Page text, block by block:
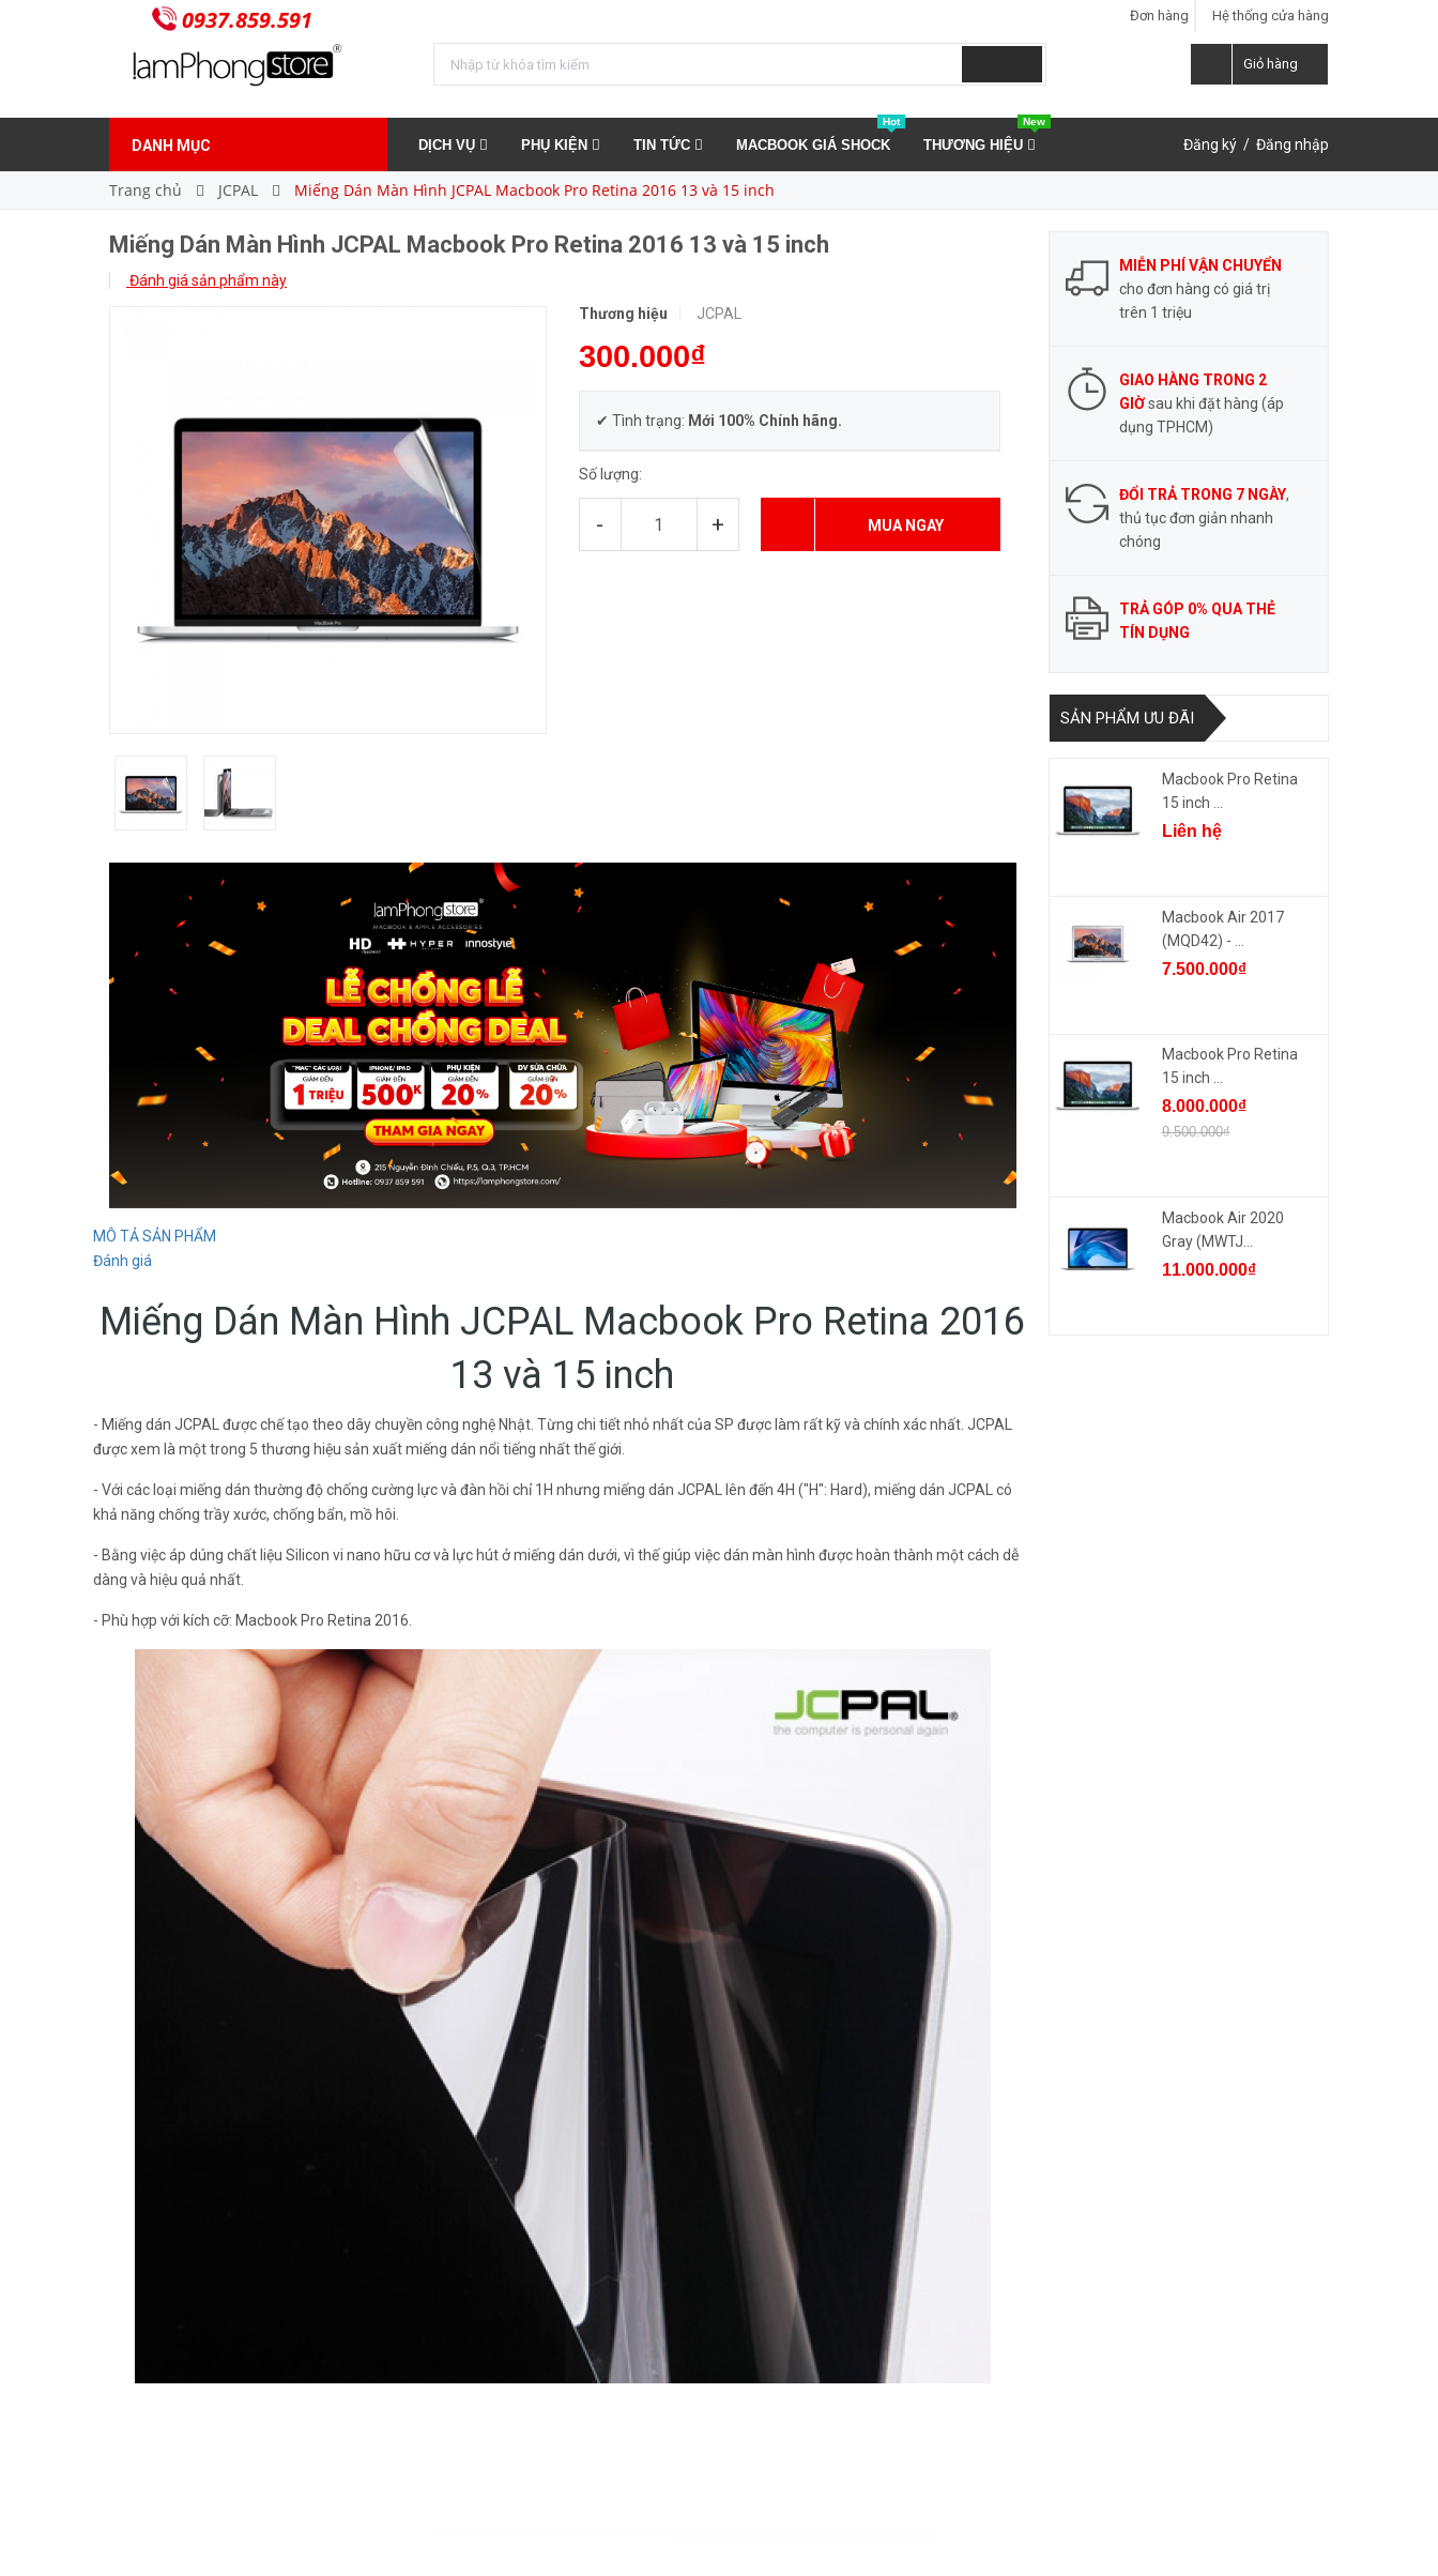
0937.859.591 Hệ thống cửa hàng
Đơn hàng
Giỏ hàng
DANH MỤC DỊCH VỤ PHỤ KIỆN TIN TỨC MACBOOK GIÁ SHOCK
Hot
THƯƠNG HIỆU
New
Đăng ký / Đăng nhập
Trang chủ JCPAL Miếng Dán Màn Hình JCPAL Macbook Pro Retina 2016 13 và 15 inch
Miếng Dán Màn Hình JCPAL Macbook Pro Retina 2016 13 và 15 inch
Đánh giá sản phẩm này
Thương hiệu
JCPAL
300.000₫
✔ Tình trạng: Mới 100% Chính hãng.
Số lượng:
- + MUA NGAY
LIÊN HỆ ĐẶT HÀNG
0937.859.591
MÔ TẢ SẢN PHẨM
Đánh giá
Miếng Dán Màn Hình JCPAL Macbook Pro Retina 2016
13 và 15 inch
- Miếng dán JCPAL được chế tạo theo dây chuyền công nghệ Nhật. Từng chi tiết nhỏ nhất của SP được làm rất kỹ và chính xác nhất. JCPAL
được xem là một trong 5 thương hiệu sản xuất miếng dán nổi tiếng nhất thế giới.
- Với các loại miếng dán thường độ chống cường lực và đàn hồi chỉ 1H nhưng miếng dán JCPAL lên đến 4H ("H": Hard), miếng dán JCPAL có
khả năng chống trầy xước, chống bẩn, mồ hôi.
- Bằng việc áp dúng chất liệu Silicon vi nano hữu cơ và lực hút ở miếng dán dưới, vì thế giúp việc dán màn hình được hoàn thành một cách dễ
dàng và hiệu quả nhất.
- Phù hợp với kích cỡ: Macbook Pro Retina 2016.
MIỄN PHÍ VẬN CHUYỂN
cho đơn hàng có giá trị
trên 1 triệu
GIAO HÀNG TRONG 2
GIỜsau khi đặt hàng (áp
dụng TPHCM)
ĐỔI TRẢ TRONG 7 NGÀY,
thủ tục đơn giản nhanh
chóng
TRẢ GÓP 0% QUA THẺ
TÍN DỤNG
SẢN PHẨM ƯU ĐÃI
Macbook Pro Retina
15 inch ...
Liên hệ
Macbook Air 2017
(MQD42) - ...
7.500.000₫
Macbook Pro Retina
15 inch ...
8.000.000₫
9.500.000₫
Macbook Air 2020
Gray (MWTJ...
11.000.000₫